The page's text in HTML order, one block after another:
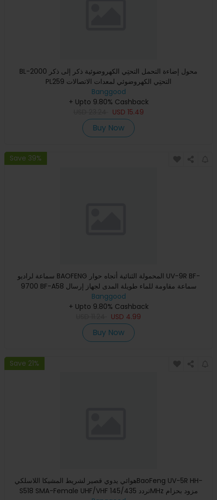
BL-2000 محول إضاءة التحمل التحتِي الكهروضوئية ذكر إلى ذكر
PL259 التحتِي الكهروضوئي لمعدات الاتصالات
Banggood
+ Upto 9.80% Cashback
USD 15.49
Buy Now
Save 39%
سماعة لراديو BAOFENG المحمولة الثنائية أتجاه حوار UV-9R BF-
9700 BF-A58 سماعة مقاومة للماء طويلة المدى لجهاز إرسال
واستقب
Banggood
+ Upto 9.80% Cashback
USD 4.99
Buy Now
Save 21%
هوائي يدوي قصير لشريط المشيکا اللاسلكيBaoFeng UV-5R HH-
S518 SMA-Female UHF/VHF تردد 145/435MHz مزود بحزام